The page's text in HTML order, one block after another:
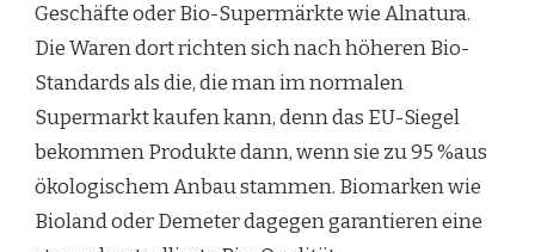
Geschäfte oder Bio-Supermärkte wie Alnatura.
Die Waren dort richten sich nach höheren Bio-
Standards als die, die man im normalen
Supermarkt kaufen kann, denn das EU-Siegel
bekommen Produkte dann, wenn sie zu 95 %aus
ökologischem Anbau stammen. Biomarken wie
Bioland oder Demeter dagegen garantieren eine